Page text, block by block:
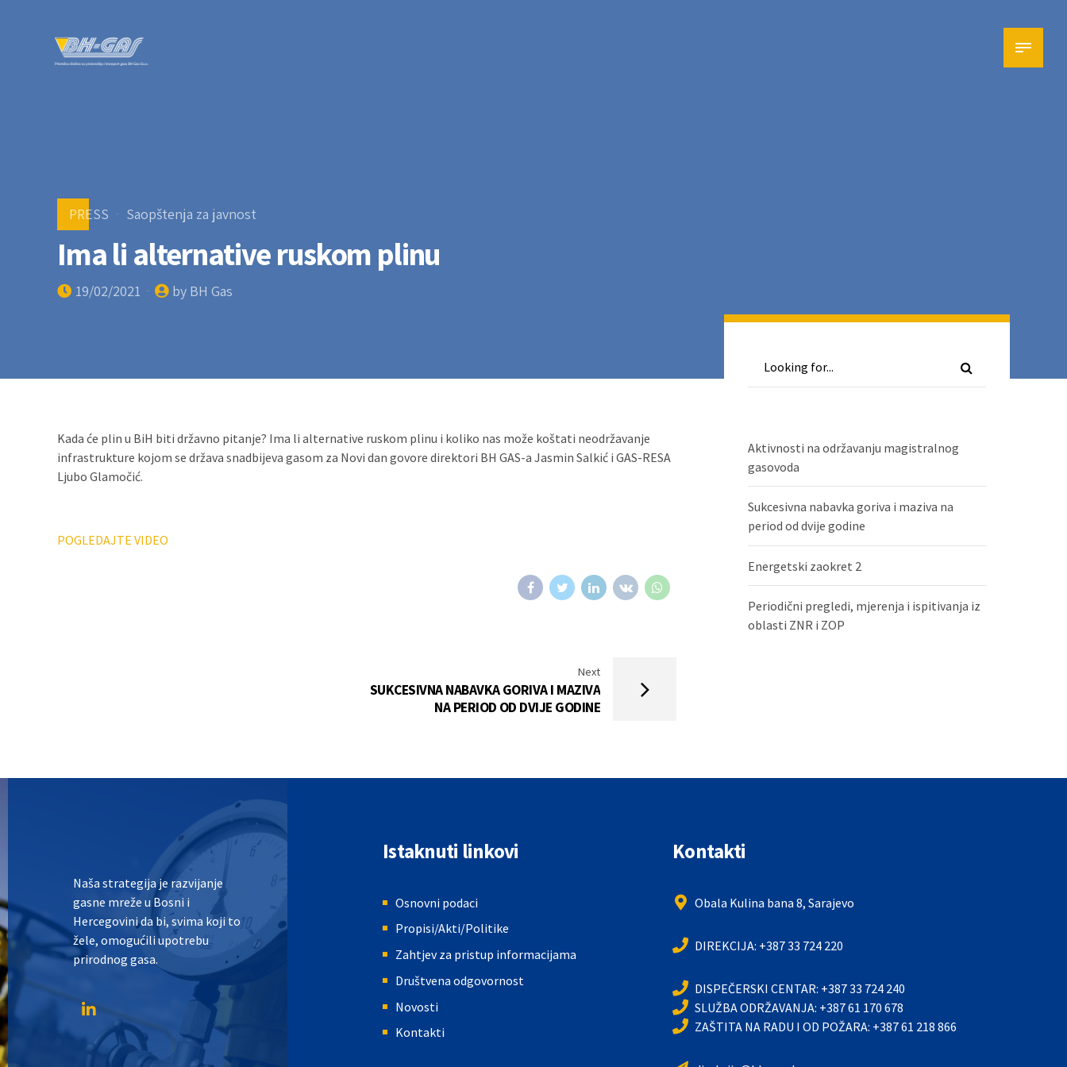
PRESS Saopštenja za javnost
Ima li alternative ruskom plinu
19/02/2021 by BH Gas
Kada će plin u BiH biti državno pitanje? Ima li alternative ruskom plinu i koliko nas može koštati neodržavanje
infrastrukture kojom se država snadbijeva gasom za Novi dan govore direktori BH GAS-a Jasmin Salkić i GAS-RESA
Ljubo Glamočić.
POGLEDAJTE VIDEO
Next
SUKCESIVNA NABAVKA GORIVA I MAZIVA
NA PERIOD OD DVIJE GODINE
Aktivnosti na održavanju magistralnog
gasovoda
Sukcesivna nabavka goriva i maziva na
period od dvije godine
Energetski zaokret 2
Periodični pregledi, mjerenja i ispitivanja iz
oblasti ZNR i ZOP
Naša strategija je razvijanje
gasne mreže u Bosni i
Hercegovini da bi, svima koji to
žele, omogućili upotrebu
prirodnog gasa.
Istaknuti linkovi
Osnovni podaci
Propisi/Akti/Politike
Zahtjev za pristup informacijama
Društvena odgovornost
Novosti
Kontakti
Kontakti
Obala Kulina bana 8, Sarajevo
DIREKCIJA: +387 33 724 220
DISPEČERSKI CENTAR: +387 33 724 240
SLUŽBA ODRŽAVANJA: +387 61 170 678
ZAŠTITA NA RADU I OD POŽARA: +387 61 218 866